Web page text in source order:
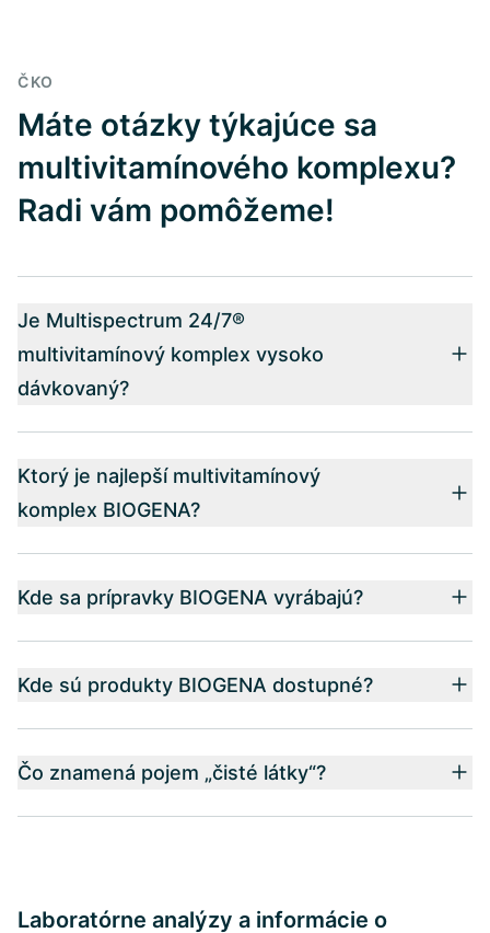
ČKO
Máte otázky týkajúce sa
multivitamínového komplexu?
Radi vám pomôžeme!
Je Multispectrum 24/7®
multivitamínový komplex vysoko
dávkovaný?
Ktorý je najlepší multivitamínový
komplex BIOGENA?
Kde sa prípravky BIOGENA vyrábajú?
Kde sú produkty BIOGENA dostupné?
Čo znamená pojem „čisté látky“?
Laboratórne analýzy a informácie o